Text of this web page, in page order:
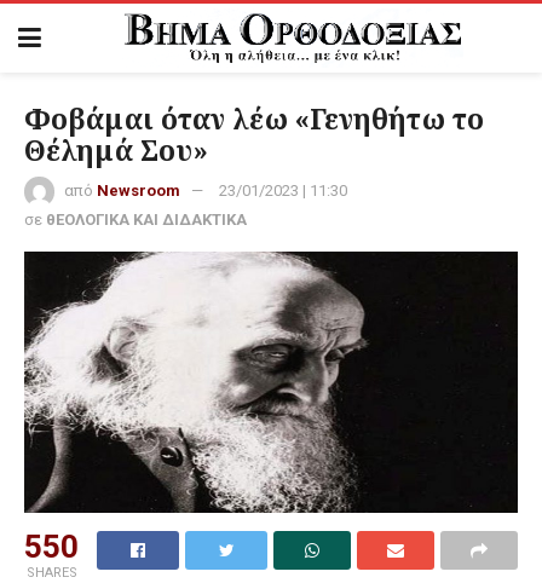
Φοβάμαι όταν λέω «Γενηθήτω το
Θέλημά Σου»
από Newsroom
23/01/2023 | 11:30
σε θΕΟΛΟΓΙΚΑ ΚΑΙ ΔΙΔΑΚΤΙΚΑ
550
SHARES